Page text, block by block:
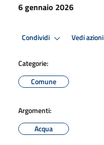
6 gennaio 2026
Condividi Vedi azioni
Categorie:
Comune
Argomenti:
Acqua